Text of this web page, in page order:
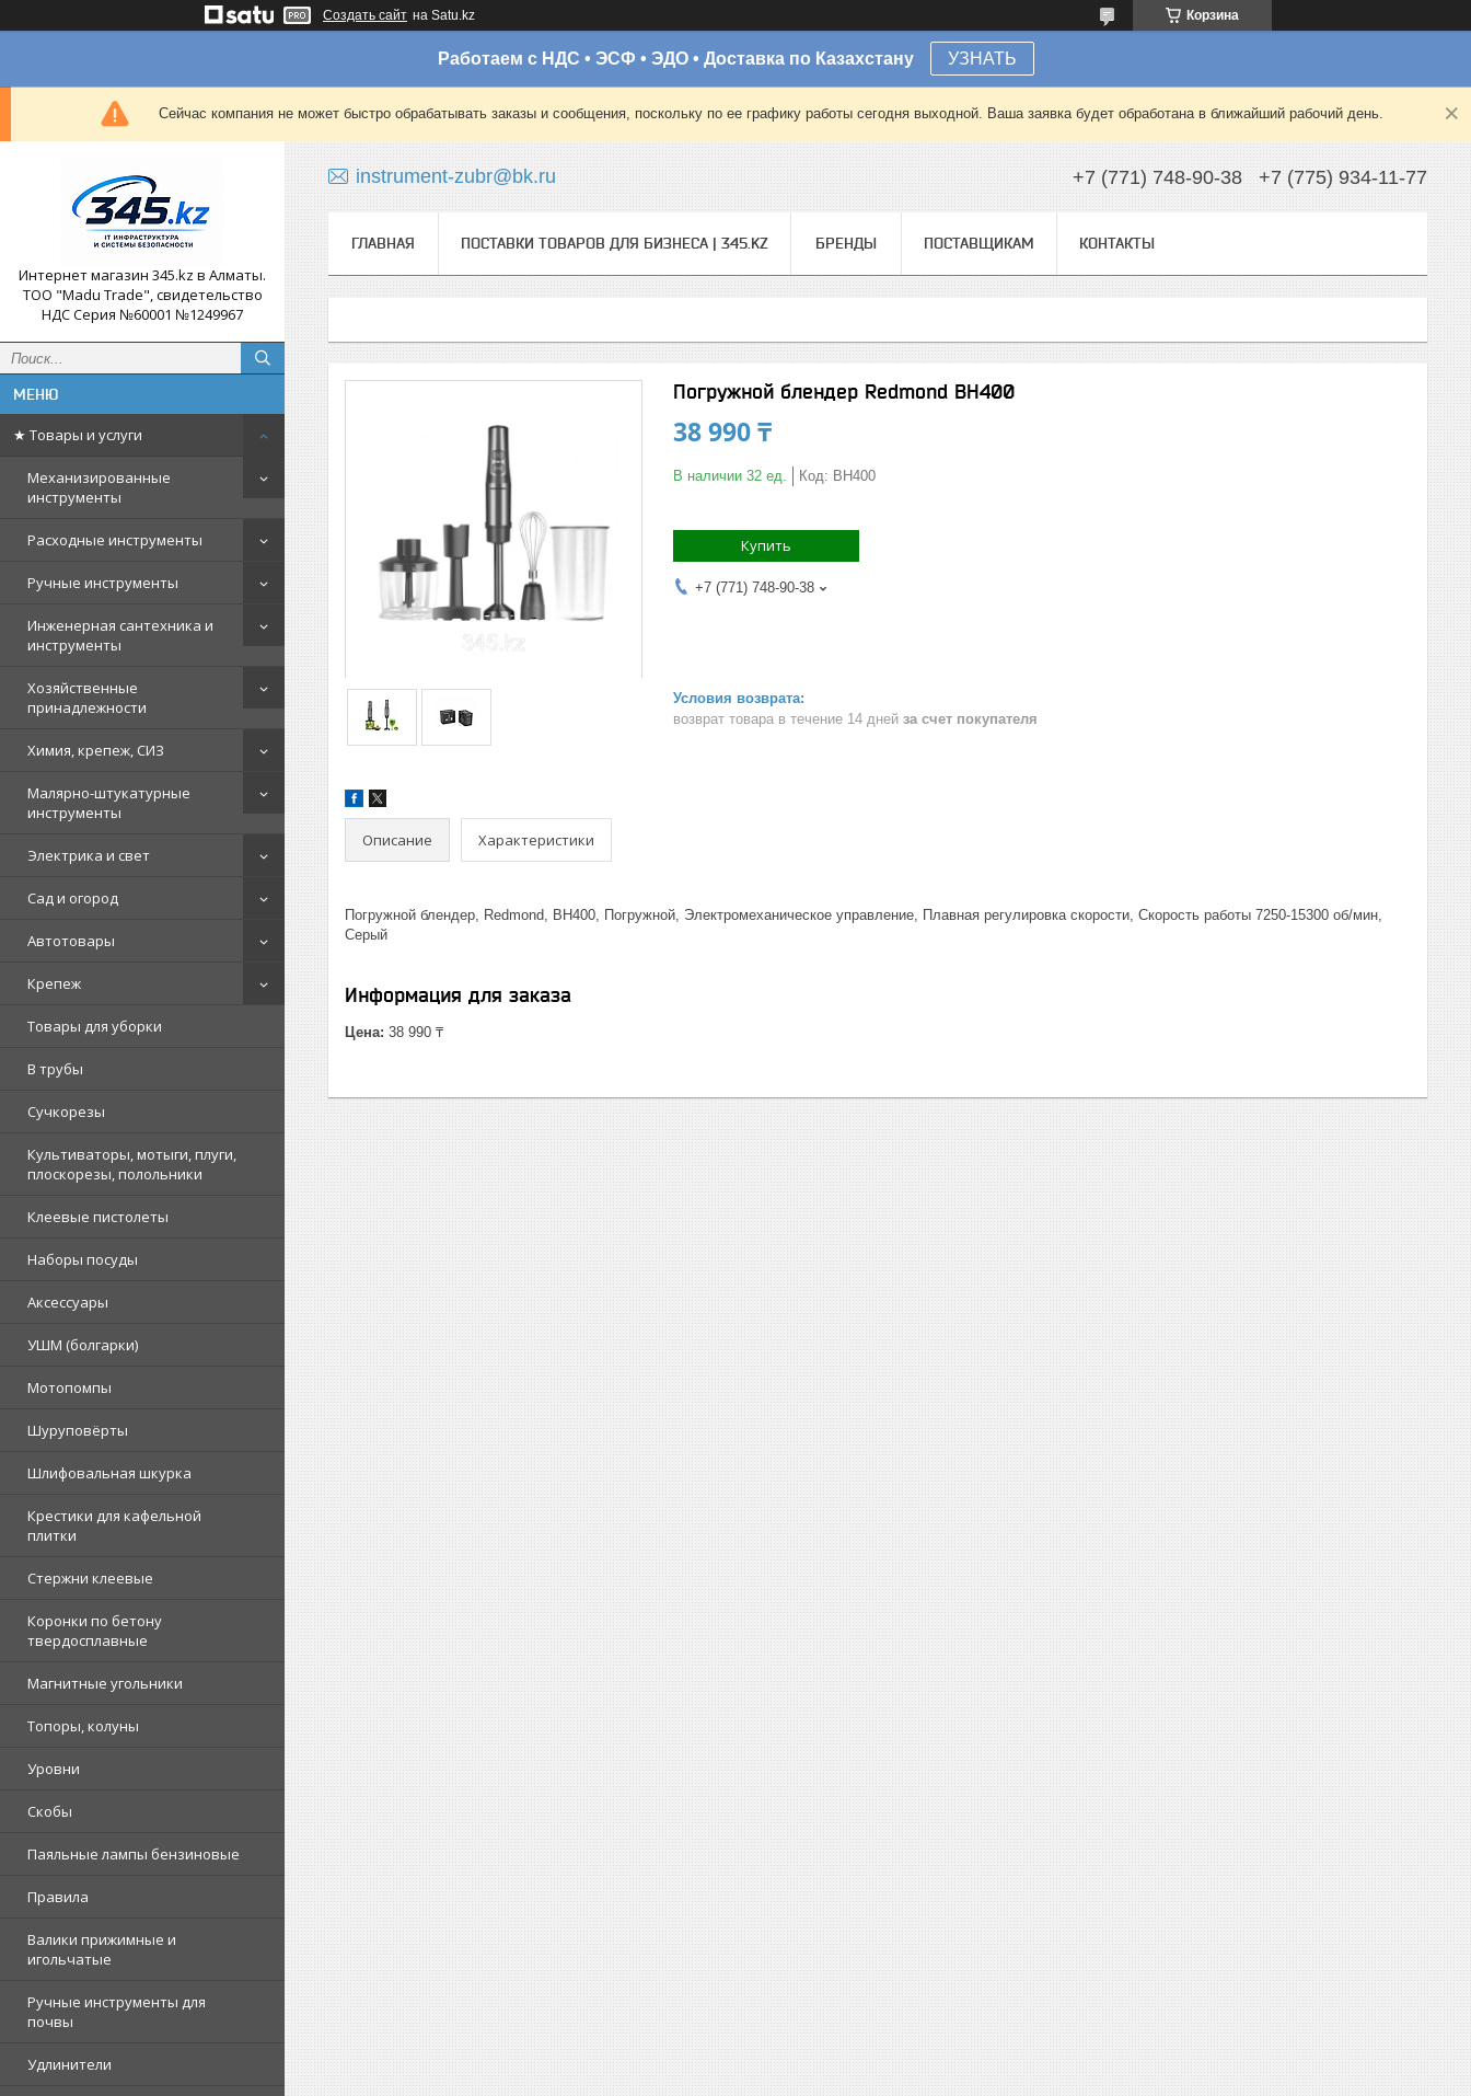
Создать сайт на Satu.kz Корзина
Работаем с НДС • ЭСФ • ЭДО • Доставка по Казахстану УЗНАТЬ
Сейчас компания не может быстро обрабатывать заказы и сообщения, поскольку по ее графику работы сегодня выходной. Ваша заявка будет обработана в ближайший рабочий день.
Интернет магазин 345.kz в Алматы.
ТОО "Madu Trade", свидетельство
НДС Серия №60001 №1249967
★ Товары и услуги
Механизированные
инструменты
Расходные инструменты
Ручные инструменты
Инженерная сантехника и
инструменты
Хозяйственные
принадлежности
Химия, крепеж, СИЗ
Малярно-штукатурные
инструменты
Электрика и свет
Сад и огород
Автотовары
Крепеж
Товары для уборки
В трубы
Сучкорезы
Культиваторы, мотыги, плуги,
плоскорезы, полольники
Клеевые пистолеты
Наборы посуды
Аксессуары
УШМ (болгарки)
Мотопомпы
Шуруповёрты
Шлифовальная шкурка
Крестики для кафельной
плитки
Стержни клеевые
Коронки по бетону
твердосплавные
Магнитные угольники
Топоры, колуны
Уровни
Скобы
Паяльные лампы бензиновые
Правила
Валики прижимные и
игольчатые
Ручные инструменты для
почвы
Удлинители
instrument-zubr@bk.ru +7 (771) 748-90-38 +7 (775) 934-11-77
ГЛАВНАЯ ПОСТАВКИ ТОВАРОВ ДЛЯ БИЗНЕСА | 345.KZ БРЕНДЫ ПОСТАВЩИКАМ КОНТАКТЫ
Погружной блендер Redmond BH400
38 990 ₸
В наличии 32 ед. Код: BH400
Купить
+7 (771) 748-90-38
возврат товара в течение 14 дней за счет покупателя
Описание Характеристики
Погружной блендер, Redmond, BH400, Погружной, Электромеханическое управление, Плавная регулировка скорости, Скорость работы 7250-15300 об/мин,
Серый
Информация для заказа
Цена: 38 990 ₸